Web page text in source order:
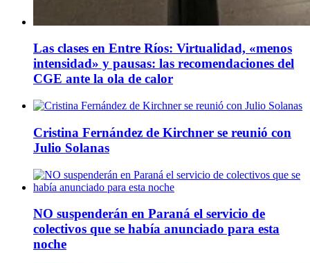
Las clases en Entre Ríos: Virtualidad, «menos
intensidad» y pausas: las recomendaciones del
CGE ante la ola de calor
Cristina Fernández de Kirchner se reunió con
Julio Solanas
NO suspenderán en Paraná el servicio de
colectivos que se había anunciado para esta
noche